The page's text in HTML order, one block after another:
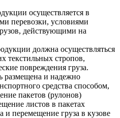
осуществляется в
перевозки, условиями
действующими на
должна осуществляться
текстильных стропов,
повреждения груза.
размещена и надежно
средства способом,
пакетов (рулонов)
листов в пакетах
и перемещение груза в кузове